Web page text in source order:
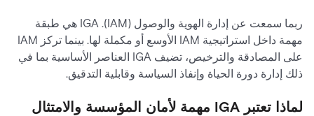
ربما سمعت عن إدارة الهوية والوصول (IAM). IGA هي طبقة
مهمة داخل استراتيجية IAM الأوسع أو مكملة لها. بينما تركز IAM
على المصادقة والترخيص، تضيف IGA العناصر الأساسية بما في
ذلك إدارة دورة الحياة وإنفاذ السياسة وقابلية التدقيق.
لماذا تعتبر IGA مهمة لأمان المؤسسة والامتثال